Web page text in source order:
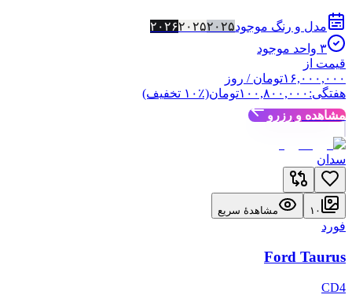
مدل و رنگ موجود ۲۰۲۶۲۰۲۵۲۰۲۵
۳ واحد موجود
قیمت از
۱۶,۰۰۰,۰۰۰تومان / روز
هفتگی: ۱۰۰,۸۰۰,۰۰۰تومان(٪ ۱۰ تخفیف)
مشاهده و رزرو
سدان
۱۰ مشاهدهٔ سریع
فورد
Ford Taurus
CD4